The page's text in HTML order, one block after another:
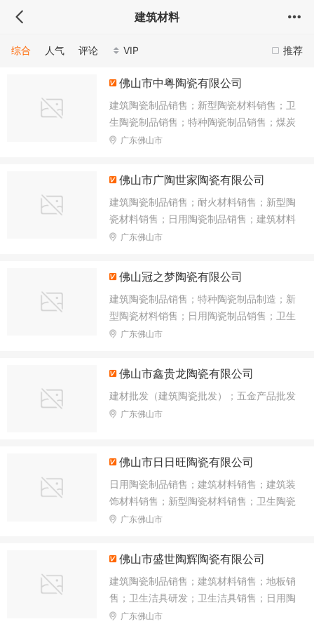
建筑材料
推荐
综合 人气 评论 VIP
佛山市中粤陶瓷有限公司
建筑陶瓷制品销售；新型陶瓷材料销售；卫
生陶瓷制品销售；特种陶瓷制品销售；煤炭
及制品销售；货物进出口；建筑材料销售；
矿及制品销售；化工产品销售
广东佛山市
佛山市广陶世家陶瓷有限公司
建筑陶瓷制品销售；耐火材料销售；新型陶
瓷材料销售；日用陶瓷制品销售；建筑材料
销售；建筑装饰材料销售；卫生陶瓷制品销
售；表面功能材料销售
广东佛山市
佛山冠之梦陶瓷有限公司
建筑陶瓷制品销售；特种陶瓷制品制造；新
型陶瓷材料销售；日用陶瓷制品销售；卫生
陶瓷制品销售；建筑材料销售；建筑装饰材
销售；卫生洁具销售；搪瓷制品销售；合成
材料销售；轻质建筑材料销售
广东佛山市
佛山市鑫贵龙陶瓷有限公司
建材批发（建筑陶瓷批发）；五金产品批发
广东佛山市
佛山市日日旺陶瓷有限公司
日用陶瓷制品销售；建筑材料销售；建筑装
饰材料销售；新型陶瓷材料销售；卫生陶瓷
制品销售；建筑陶瓷制品销售；建筑砌块销
销售；卫生洁具销售；特种陶瓷制品销售；
广东佛山市
佛山市盛世陶辉陶瓷有限公司
建筑陶瓷制品销售；建筑材料销售；地板销
售；卫生洁具研发；卫生洁具销售；日用陶
瓷制品销售；技术服务、技术开发、技术咨
广东佛山市